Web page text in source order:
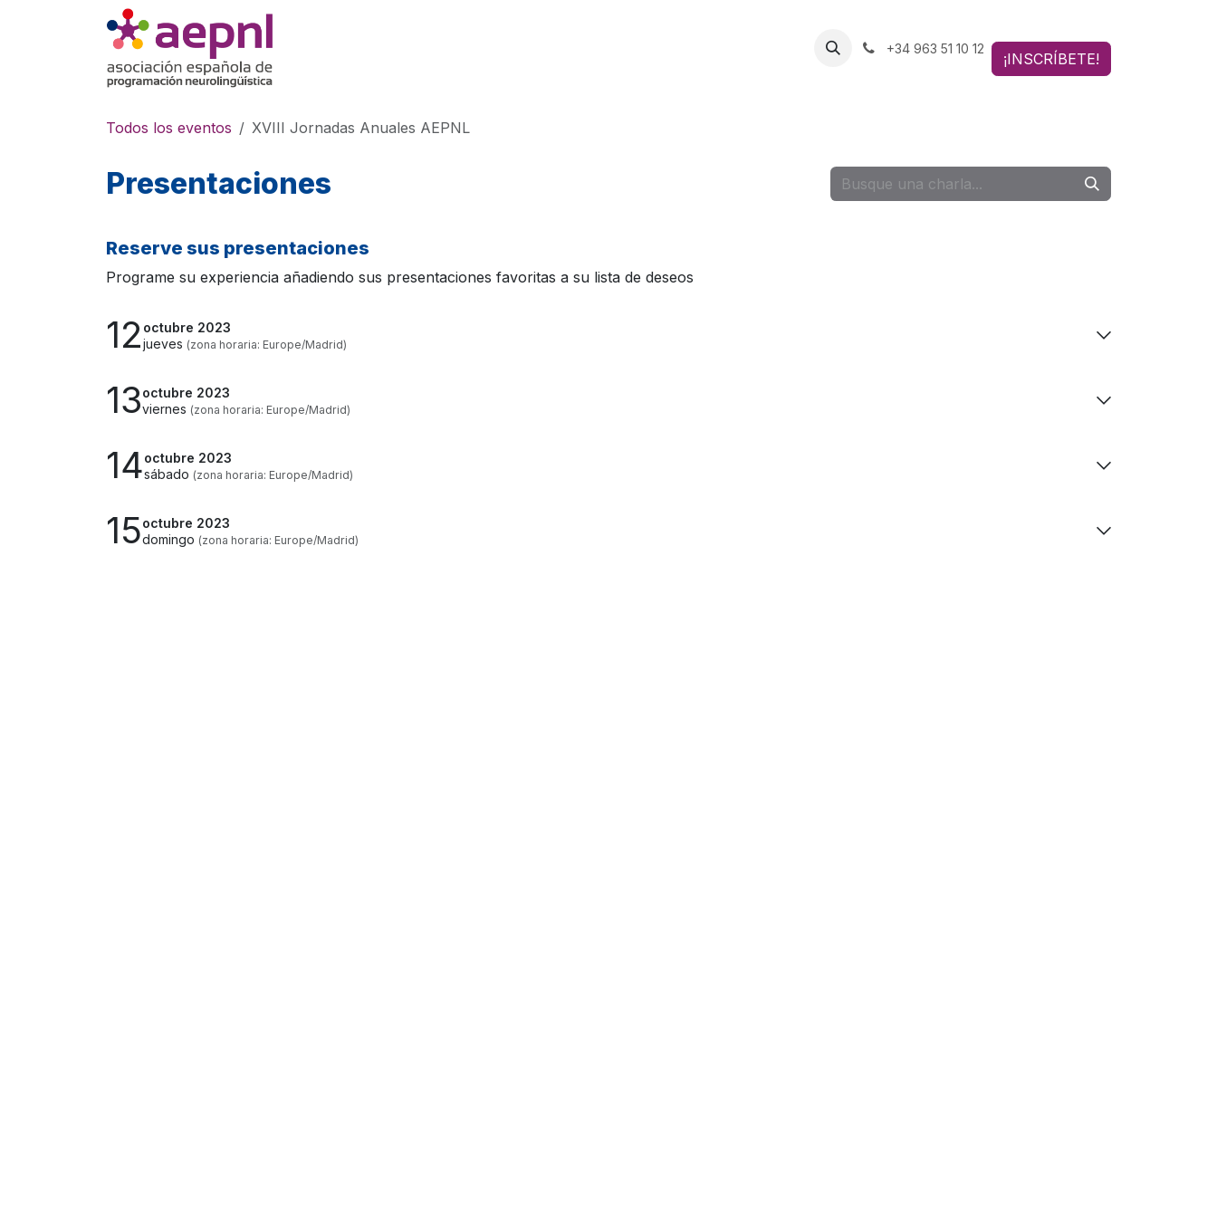
+34 963 51 10 12
¡INSCRÍBETE!
Todos los eventos XVIII Jornadas Anuales AEPNL
Presentaciones
Reserve sus presentaciones
Programe su experiencia añadiendo sus presentaciones favoritas a su lista de deseos
12 octubre 2023
jueves (zona horaria: Europe/Madrid)
13octubre 2023
viernes (zona horaria: Europe/Madrid)
14octubre 2023
sábado (zona horaria: Europe/Madrid)
15octubre 2023
domingo (zona horaria: Europe/Madrid)